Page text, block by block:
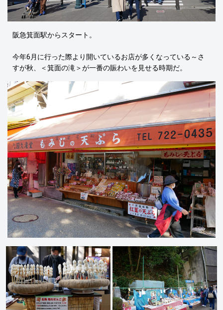
阪急箕面駅からスタート。
今年6月に行った際より開いているお店が多くなっている～さ
すが秋、＜箕面の滝＞が一番の賑わいを見せる時期だ。